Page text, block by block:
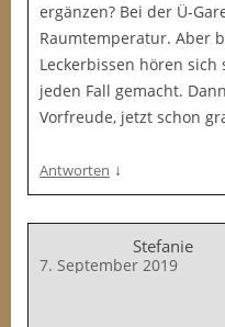
ergänzen? Bei der Ü-
Raumtemperatur. Aber
Leckerbissen hören
jeden Fall gemacht.
Vorfreude, jetzt schon
Antworten ↓
Stefanie
7. September 2019